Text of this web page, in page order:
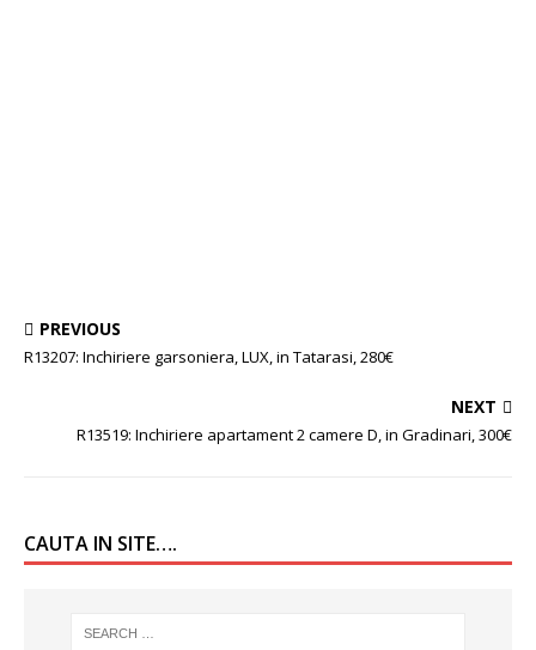
PREVIOUS
R13207: Inchiriere garsoniera, LUX, in Tatarasi, 280€
NEXT
R13519: Inchiriere apartament 2 camere D, in Gradinari, 300€
CAUTA IN SITE….